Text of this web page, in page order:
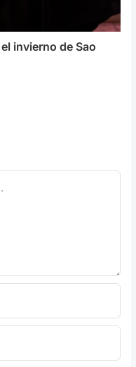
invierno de Sao